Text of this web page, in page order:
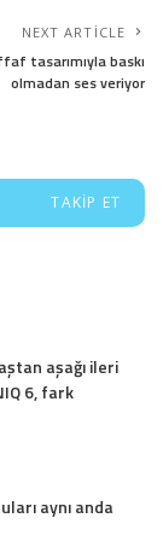
NEXT ARTICLE
tasarımıyla baskı
olmadan ses veriyor
TAKIP ET
aşağı ileri
6, fark
aynı anda